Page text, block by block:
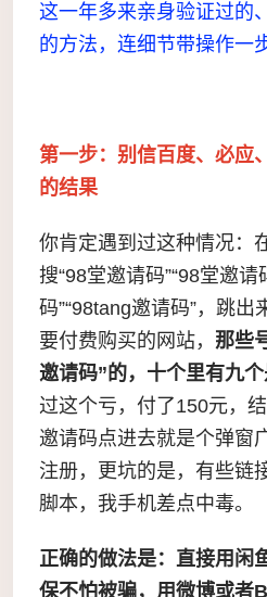
这一年多来亲身验证过的
的方法，连细节带操作一
第一步：别信百度、必应
的结果
你肯定遇到过这种情况：
搜“98堂邀请码”“98堂邀请
码”“98tang邀请码”，跳
要付费购买的网站， 那些
邀请码”的，十个里有九
过这个亏，付了150元，
邀请码点进去就是个弹窗
注册，更坑的是，有些链
脚本，我手机差点中毒。
正确的做法是：直接用闲
保不怕被骗，用微博或者